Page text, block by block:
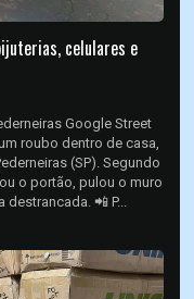
celulares e
Google Street
roubo dentro de casa,
(SP). Segundo
o portão, pulou o muro
destrancada. 📲 P...